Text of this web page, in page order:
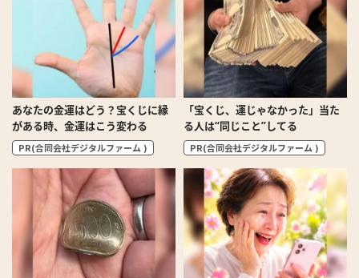
あなたの金運はどう？宝くじに縁
がある時、金運はこう変わる
PR(合同会社デジタルファーム )
「宝くじ、運じゃなかった」当た
る人は“同じこと”してる
PR(合同会社デジタルファーム )